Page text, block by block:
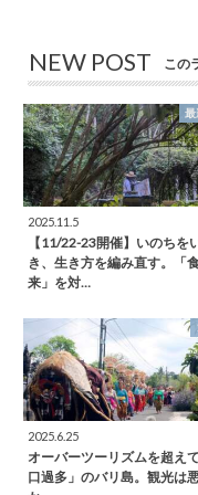
NEW POST この
最
2025.11.5
【11/22-23開催】いのちを
き、生き方を編み直す。「
来」を対…
2025.6.25
オーバーツーリズムを超え
口過多」のバリ島。観光は